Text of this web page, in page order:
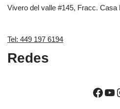
Vivero del valle #145, Fracc. Casa
Tel: 449 197 6194
Redes